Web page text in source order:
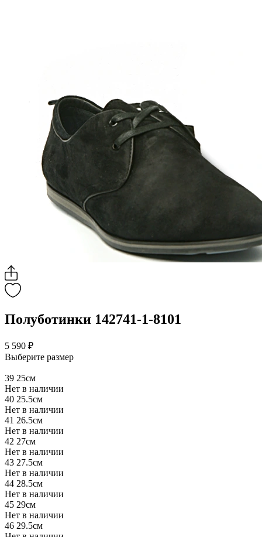
Полуботинки 142741-1-8101
5 590 ₽
Выберите размер
39 25см
Нет в наличии
40 25.5см
Нет в наличии
41 26.5см
Нет в наличии
42 27см
Нет в наличии
43 27.5см
Нет в наличии
44 28.5см
Нет в наличии
45 29см
Нет в наличии
46 29.5см